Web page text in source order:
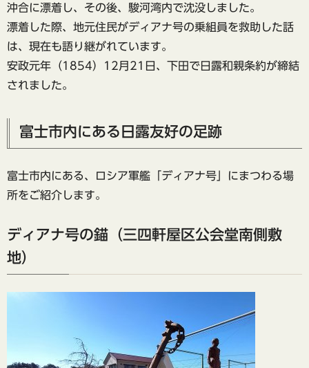
沖合に漂着し、その後、駿河湾内で沈没しました。
漂着した際、地元住民がディアナ号の乗組員を救助した話
は、現在も語り継がれています。
安政元年（1854）12月21日、下田で日露和親条約が締結
されました。
富士市内にある日露友好の足跡
富士市内にある、ロシア軍艦「ディアナ号」にまつわる場
所をご紹介します。
ディアナ号の錨（三四軒屋区公会堂南側敷
地）